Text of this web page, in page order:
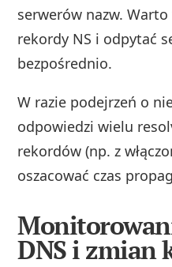
serwerów nazw.
rekordy NS i odpytać
bezpośrednio.
W razie podejrzeń o
odpowiedzi wielu
rekordów (np. z
oszacować czas
DNS i zmian